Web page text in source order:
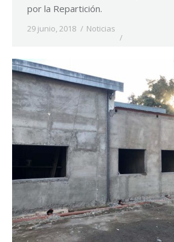
por la Repartición.
29 junio, 2018 Noticias